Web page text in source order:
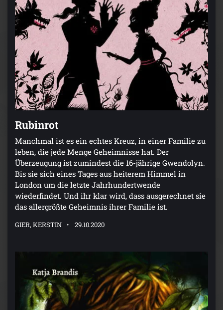
Rubinrot
Manchmal ist es ein echtes Kreuz, in einer Familie zu
leben, die jede Menge Geheimnisse hat. Der
Überzeugung ist zumindest die 16-jährige Gwendolyn.
Bis sie sich eines Tages aus heiterem Himmel in
London um die letzte Jahrhundertwende
wiederfindet. Und ihr klar wird, dass ausgerechnet sie
das allergrößte Geheimnis ihrer Familie ist.
GIER, KERSTIN 29.10.2020